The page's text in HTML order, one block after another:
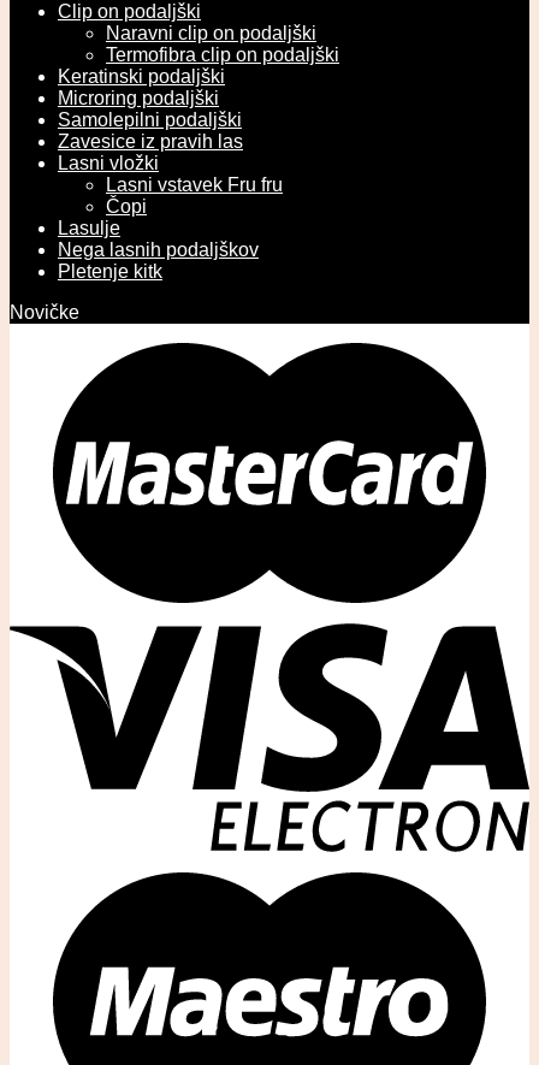
Clip on podaljški
Naravni clip on podaljški
Termofibra clip on podaljški
Keratinski podaljški
Microring podaljški
Samolepilni podaljški
Zavesice iz pravih las
Lasni vložki
Lasni vstavek Fru fru
Čopi
Lasulje
Nega lasnih podaljškov
Pletenje kitk
Novičke